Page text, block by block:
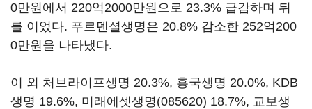
0만원에서 220억2000만원으로 23.3% 급감하며 뒤
를 이었다. 푸르덴셜생명은 20.8% 감소한 252억200
0만원을 나타냈다.
이 외 처브라이프생명 20.3%, 흥국생명 20.0%, KDB
생명 19.6%, 미래에셋생명(085620) 18.7%, 교보생